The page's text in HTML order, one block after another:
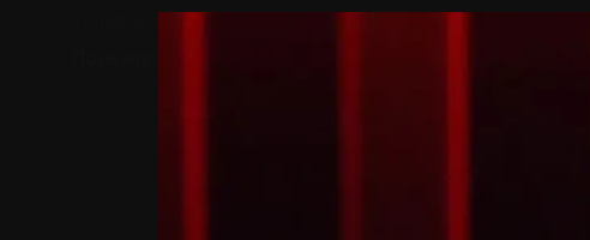
Телефон поддержки:
+7 (727) 323 10 92